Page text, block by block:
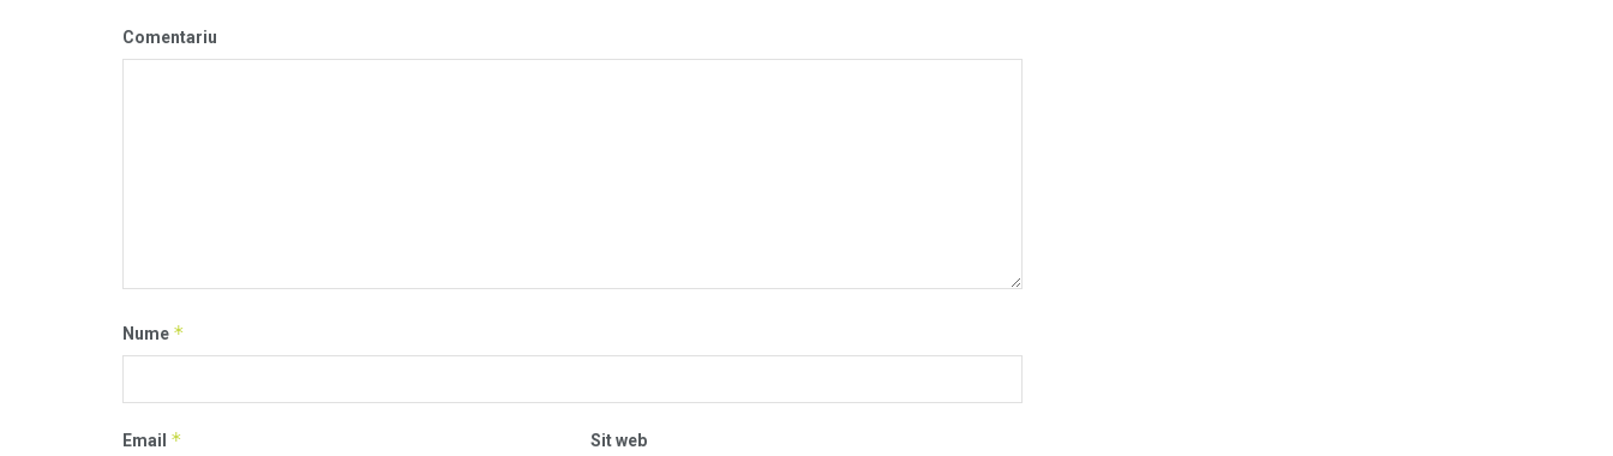
Comentariu
Nume *
Email * Sit web